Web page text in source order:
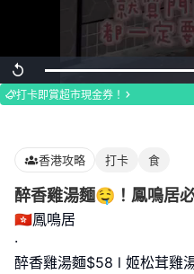
Replay
打卡即賞超市現金券！
香港攻略 打卡 食
醉香雞湯麵🤤！鳳鳴居
🇭🇰鳳鳴居
·
醉香雞湯麵$58 l 姬松茸雞